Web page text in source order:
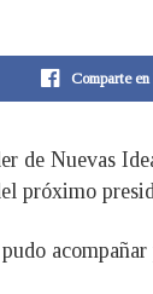
Comparte
de Nuevas
próximo